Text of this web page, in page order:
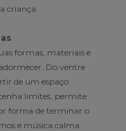
criança.
formas, materiais e
Do ventre
de um espaço
limites, permite
forma de terminar o
e música calma.